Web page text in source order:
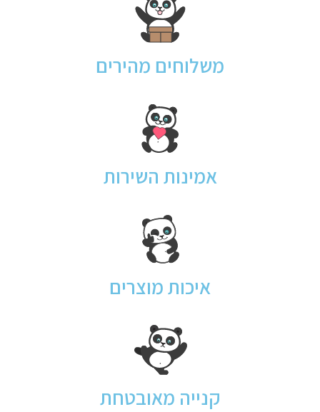
משלוחים מהירים
אמינות השירות
איכות מוצרים
קנייה מאובטחת